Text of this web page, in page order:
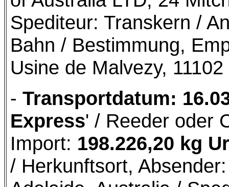
Spediteur: Transkern /
Bahn / Bestimmung,
Usine de Malvezy,
- Transportdatum:
Express' / Reeder oder
Import: 198.226,20 kg
/ Herkunftsort,